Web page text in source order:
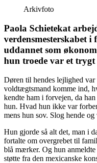
Arkivfoto
Paola Schietekat
verdensmesterskabet
uddannet som
hun troede var et
Døren til hendes lejlighed var
voldtægtsmand komme ind,
kendte ham i forvejen, da
hun. Hvad hun ikke var
mens hun sov. Slog hende
Hun gjorde så alt det, man i
fortalte om overgrebet til
blå mærker. Og hun
støtte fra den mexicanske